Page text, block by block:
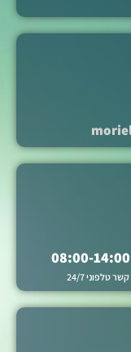
טלפוני 24/7